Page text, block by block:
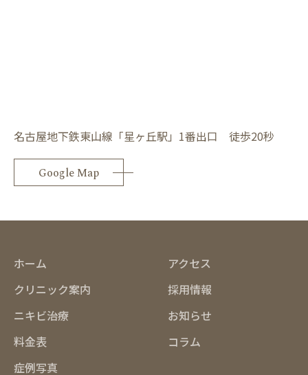
名古屋地下鉄東山線「星ヶ丘駅」1番出口 徒歩20秒
Google Map
ホーム
クリニック案内
ニキビ治療
料金表
症例写真
アクセス
採用情報
お知らせ
コラム